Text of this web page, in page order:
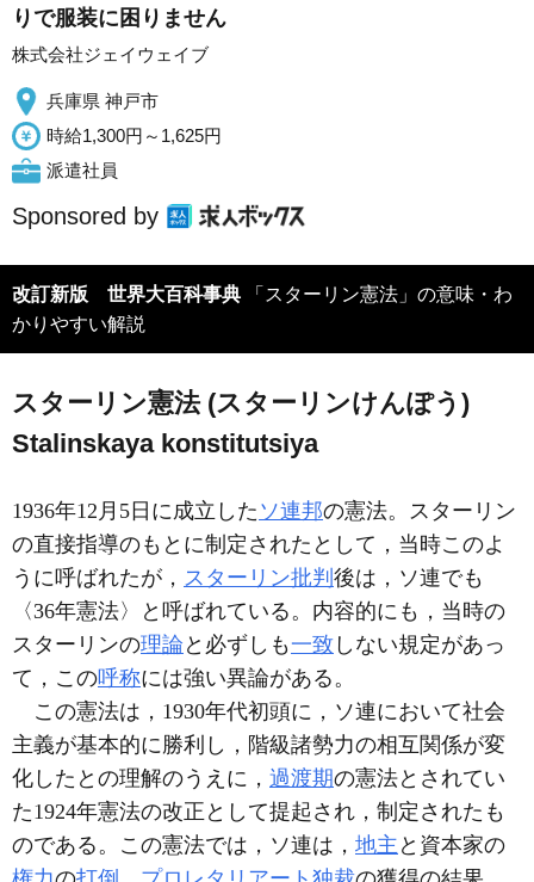
りで服装に困りません
株式会社ジェイウェイブ
兵庫県 神戸市
時給1,300円～1,625円
派遣社員
Sponsored by
改訂新版 世界大百科事典 「スターリン憲法」の意味・わ
かりやすい解説
スターリン憲法 (スターリンけんぽう)
Stalinskaya konstitutsiya
1936年12月5日に成立した ソ連邦の憲法。スターリン
の直接指導のもとに制定されたとして，当時このよ
うに呼ばれたが， スターリン批判 後は，ソ連でも
〈36年憲法〉と呼ばれている。内容的にも，当時の
スターリンの理論 と必ずしも一致 しない規定があっ
て，この呼称には強い異論がある。
この憲法は，1930年代初頭に，ソ連において社会
主義が基本的に勝利し，階級諸勢力の相互関係が変
化したとの理解のうえに， 過渡期の憲法とされてい
た1924年憲法の改正として提起され，制定されたも
のである。この憲法では，ソ連は， 地主 と資本家の